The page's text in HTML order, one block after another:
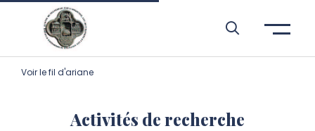
Aller à l’entête de page
Aller au menu principale
Aller au contenu principal
Aller à la recherche
Passer aux cookies
Aller au pied de page
Voir le fil d'ariane
Activités de recherche